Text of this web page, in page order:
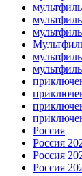
Россия
Россия
Россия
Россия